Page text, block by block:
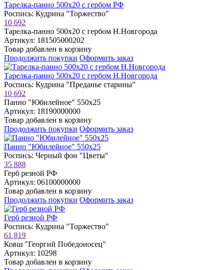
Тарелка-панно 500х20 с гербом РФ
Роспись: Кудрина "Торжество"
10 692
Тарелка-панно 500х20 с гербом Н.Новгорода
Артикул: 181505000202
Товар добавлен в корзину
Продолжить покупки Оформить заказ
Тарелка-панно 500х20 с гербом Н.Новгорода
Роспись: Кудрина "Преданье старины"
10 692
Панно "Юбилейное" 550х25
Артикул: 18190000000
Товар добавлен в корзину
Продолжить покупки Оформить заказ
Панно "Юбилейное" 550х25
Роспись: Черный фон "Цветы"
35 888
Герб резной РФ
Артикул: 06100000000
Товар добавлен в корзину
Продолжить покупки Оформить заказ
Герб резной РФ
Роспись: Кудрина "Торжество"
61 819
Ковш "Георгий Победоносец"
Артикул: 10298
Товар добавлен в корзину